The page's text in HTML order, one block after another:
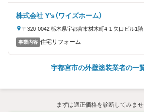
株式会社 Y's（ワイズホーム）
〒320-0042 栃木県宇都宮市材木町4-1 矢口ビル1階
事業内容 住宅リフォーム
宇都宮市の外壁塗装業者の一
まずは適正価格を診断してみませ